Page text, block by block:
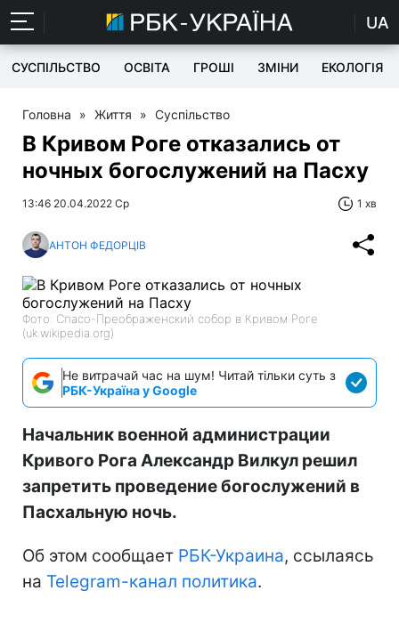
UA
СУСПІЛЬСТВО ОСВІТА ГРОШІ ЗМІНИ ЕКОЛОГІЯ
Головна » Життя » Суспільство
В Кривом Роге отказались от
ночных богослужений на Пасху
13:46 20.04.2022 Ср 1 хв
АНТОН ФЕДОРЦІВ
Фото: Спасо-Преображенский собор в Кривом Роге
(uk.wikipedia.org)
Не витрачай час на шум! Читай тільки суть з
РБК-Україна у Google
Начальник военной администрации
Кривого Рога Александр Вилкул решил
запретить проведение богослужений в
Пасхальную ночь.
Об этом сообщает РБК-Украина, ссылаясь
на Telegram-канал политика.